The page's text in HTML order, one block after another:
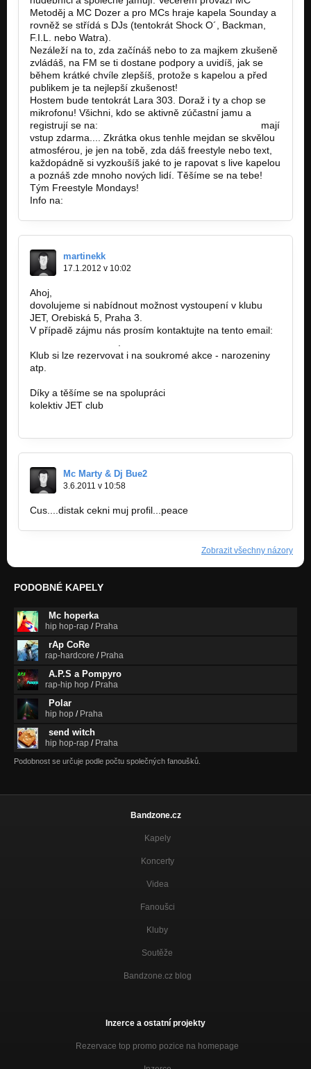
Metoděj a MC Dozer a pro MCs hraje kapela Sounday a
rovněž se střídá s DJs (tentokrát Shock O´, Backman,
F.I.L. nebo Watra).
Nezáleží na to, zda začínáš nebo to za majkem zkušeně
zvládáš, na FM se ti dostane podpory a uvidíš, jak se
během krátké chvíle zlepšíš, protože s kapelou a před
publikem je ta nejlepší zkušenost!
Hostem bude tentokrát Lara 303. Doraž i ty a chop se
mikrofonu! Všichni, kdo se aktivně zúčastní jamu a
registrují se na:
mají
vstup zdarma.... Zkrátka okus tenhle mejdan se skvělou
atmosférou, je jen na tobě, zda dáš freestyle nebo text,
každopádně si vyzkoušíš jaké to je rapovat s live kapelou
a poznáš zde mnoho nových lidí. Těšíme se na tebe!
Tým Freestyle Mondays!
Info na:
martinekk
17.1.2012 v 10:02
Ahoj,
dovolujeme si nabídnout možnost vystoupení v klubu
JET, Orebiská 5, Praha 3.
V případě zájmu nás prosím kontaktujte na tento email:
Klub si lze rezervovat i na soukromé akce - narozeniny
atp.
Díky a těšíme se na spolupráci
kolektiv JET club
Mc Marty & Dj Bue2
3.6.2011 v 10:58
Cus....distak cekni muj profil...peace
Zobrazit všechny názory
PODOBNÉ KAPELY
Mc hoperka
hip hop-rap / Praha
rAp CoRe
rap-hardcore / Praha
A.P.S a Pompyro
rap-hip hop / Praha
Polar
hip hop / Praha
send witch
hip hop-rap / Praha
Podobnost se určuje podle počtu společných fanoušků.
Bandzone.cz
Kapely
Koncerty
Videa
Fanoušci
Kluby
Soutěže
Bandzone.cz blog
Inzerce a ostatní projekty
Rezervace top promo pozice na homepage